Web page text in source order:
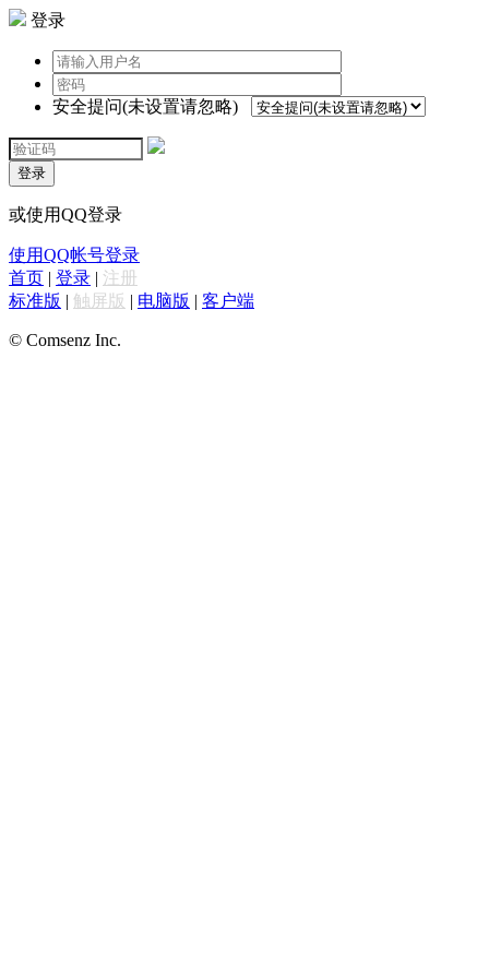
登录
安全提问(未设置请忽略)
登录
或使用QQ登录
使用QQ帐号登录
首页 | 登录 | 注册
标准版 | 触屏版 | 电脑版 | 客户端
© Comsenz Inc.